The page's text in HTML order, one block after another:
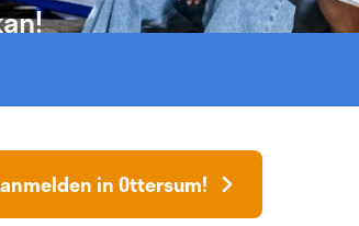
in Ottersum!